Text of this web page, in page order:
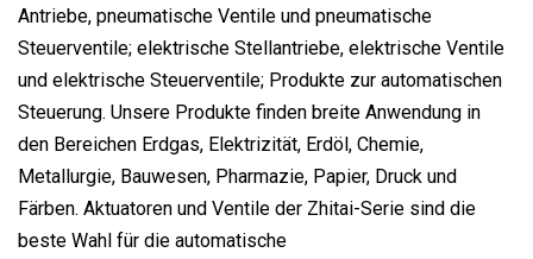
Antriebe, pneumatische Ventile und pneumatische
Steuerventile; elektrische Stellantriebe, elektrische Ventile
und elektrische Steuerventile; Produkte zur automatischen
Steuerung. Unsere Produkte finden breite Anwendung in
den Bereichen Erdgas, Elektrizität, Erdöl, Chemie,
Metallurgie, Bauwesen, Pharmazie, Papier, Druck und
Färben. Aktuatoren und Ventile der Zhitai-Serie sind die
beste Wahl für die automatische